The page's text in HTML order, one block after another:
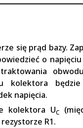
się prąd bazy.
o
napięcia.
kolektora UC
R1.